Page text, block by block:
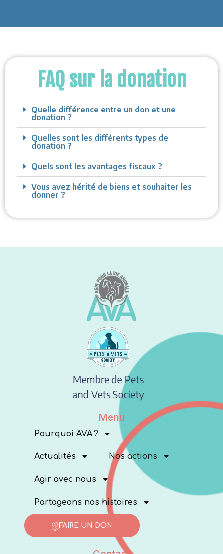
FAQ sur la donation
Quelle différence entre un don et une
donation ?
Quelles sont les différents types de
donation ?
Quels sont les avantages fiscaux ?
Vous avez hérité de biens et souhaiter les
donner ?
Menu
Pourquoi AVA ?
Actualités Nos actions
Agir avec nous
Partageons nos histoires
FAIRE UN DON